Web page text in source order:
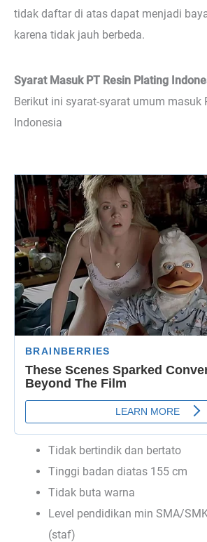
tidak daftar di atas dapat menjadi
karena tidak jauh berbeda.
Syarat Masuk PT Resin Plating
Berikut ini syarat-syarat umum masuk
Indonesia
Tidak bertindik dan bertato
Tinggi badan diatas 155 cm
Tidak buta warna
Level pendidikan min SMA/
(staf)